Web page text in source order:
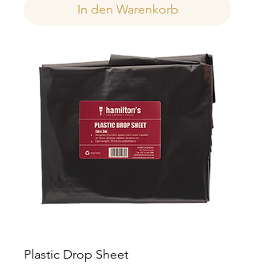
In den Warenkorb
Plastic Drop Sheet